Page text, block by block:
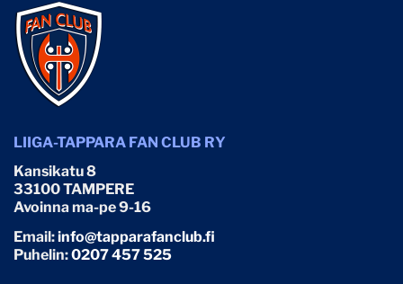
LIIGA-TAPPARA FAN CLUB RY
Kansikatu 8
33100 TAMPERE
Avoinna ma-pe 9-16
Email:info@tapparafanclub.fi
Puhelin:0207 457 525